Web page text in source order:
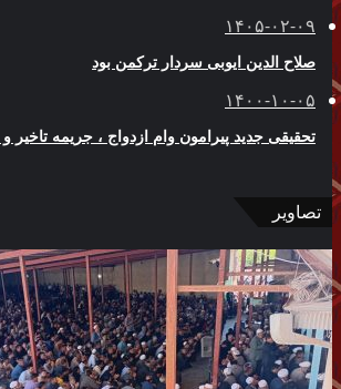
۱۴۰۵-۰۲-۰۹
صلاح الدین ایوبی سردار ترکمن بود
۱۴۰۰-۱۰-۰۵
تحقیقی جدید پیرامون وام ازدواج ، جریمه
تصاویر